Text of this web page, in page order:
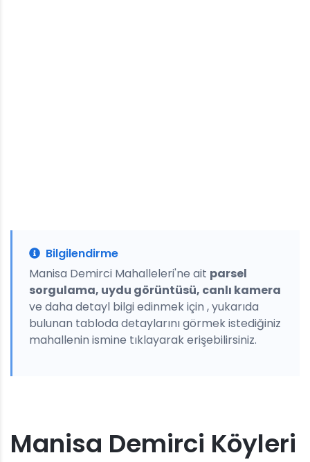
Bilgilendirme
Manisa Demirci Mahalleleri'ne ait parsel
sorgulama, uydu görüntüsü, canlı kamera
ve daha detayl bilgi edinmek için , yukarıda
bulunan tabloda detaylarını görmek istediğiniz
mahallenin ismine tıklayarak erişebilirsiniz.
Manisa Demirci Köyleri